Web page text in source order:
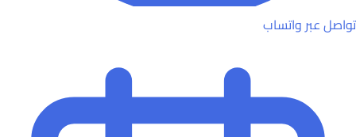
تواصل عبر واتساب